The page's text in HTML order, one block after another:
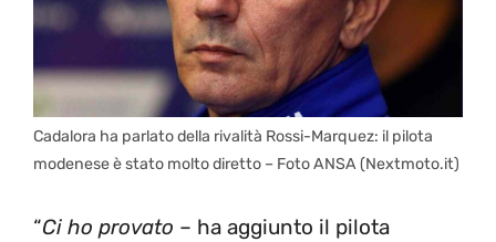
Cadalora ha parlato della rivalità Rossi-Marquez: il pilota
modenese è stato molto diretto – Foto ANSA (Nextmoto.it)
“Ci ho provato – ha aggiunto il pilota